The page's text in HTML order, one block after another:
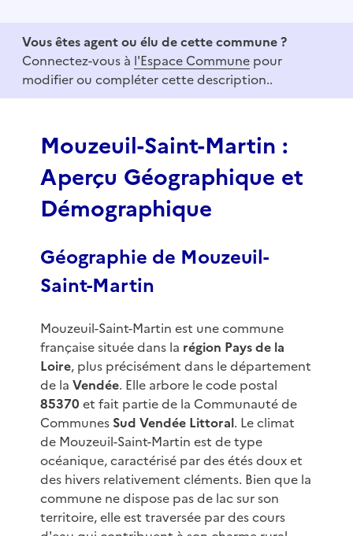
f
Vous êtes agent ou élu de cette commune ?
Connectez-vous à l'Espace Commune pour
modifier ou compléter cette description..
Mouzeuil-Saint-Martin :
Aperçu Géographique et
Démographique
Géographie de Mouzeuil-
Saint-Martin
Mouzeuil-Saint-Martin est une commune
française située dans la région Pays de la
Loire, plus précisément dans le département
de la Vendée. Elle arbore le code postal
85370 et fait partie de la Communauté de
Communes Sud Vendée Littoral. Le climat
de Mouzeuil-Saint-Martin est de type
océanique, caractérisé par des étés doux et
des hivers relativement cléments. Bien que la
commune ne dispose pas de lac sur son
territoire, elle est traversée par des cours